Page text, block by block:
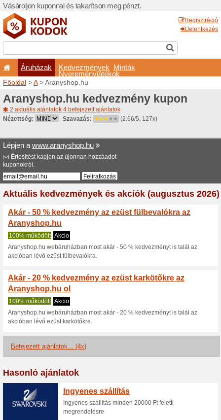
Vásároljon kuponnal és
Áruházak
Főoldal>A> Aranyshop.hu
Aranyshop.hu
2 aktuális ajánlatok 4
Nézettség:
Lépjen a
Értesítést kapjon az
kuponokról.